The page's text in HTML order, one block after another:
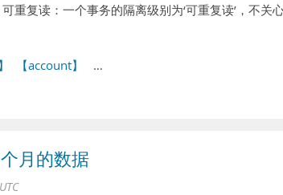
重复读：一个事务的隔离级别为‘可重复读’，不关
【account】
…
月的数据